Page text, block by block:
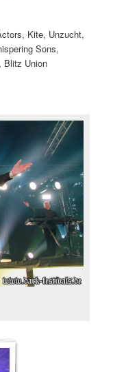
Kite, Unzucht,
Sons,
Blitz Union